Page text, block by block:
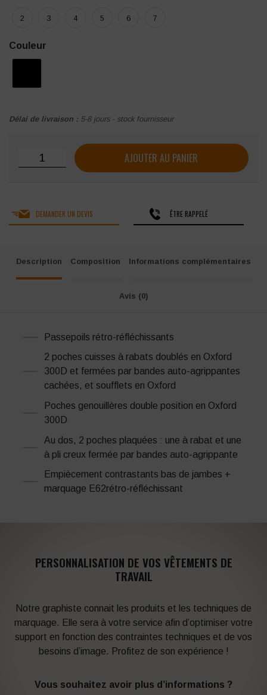
2 3 4 5 6 7
Couleur
Délai de livraison : 5-8 jours - stock fournisseur
quantité de Cotte à bretelles poches genoux 2 positions
AJOUTER AU PANIER
DEMANDER UN DEVIS ÊTRE RAPPELÉ
Description Composition Informations complémentaires
Avis (0)
Passepoils rétro-réfléchissants
2 poches cuisses à rabats doublés en Oxford
300D et fermées par bandes auto-agrippantes
cachées, et soufflets en Oxford
Poches genouillères double position en Oxford
300D
Au dos, 2 poches plaquées : une à rabat et une
à pli creux fermée par bandes auto-agrippante
Empiècement contrastants bas de jambes +
marquage E62rétro-réfléchissant
PERSONNALISATION DE VOS VÊTEMENTS DE
TRAVAIL
Notre graphiste connait les produits et les techniques de
marquage. Elle sera à votre service afin d’optimiser votre
support en fonction des contraintes techniques et de vos
besoins d’image. Profitez de son expérience !
Vous souhaitez avoir plus d’informations ?